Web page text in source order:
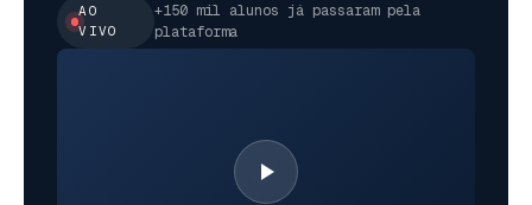
AO
VIVO
+150 mil alunos já passaram pela
plataforma